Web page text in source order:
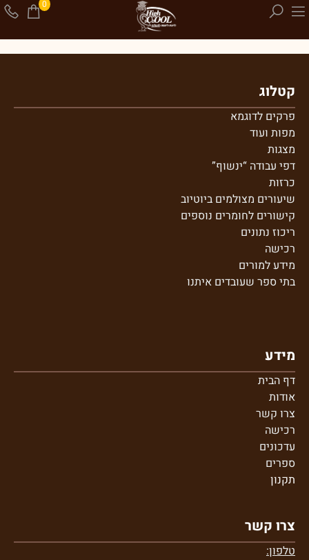
0
קטלוג
פרקים לדוגמא
מפות ועוד
מצגות
דפי עבודה “ינשוף”
כרזות
שיעורים מצולמים ביוטיוב
קישורים לחומרים נוספים
ריכוז נתונים
רכישה
מידע למורים
בתי ספר שעובדים איתנו
מידע
דף הבית
אודות
צרו קשר
רכישה
עדכונים
ספרים
תקנון
צרו קשר
טלפון: